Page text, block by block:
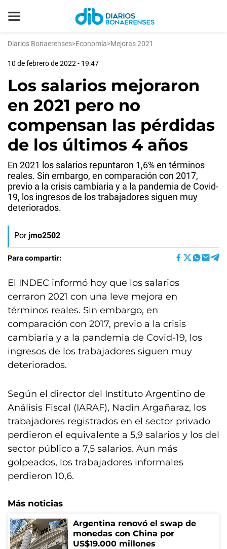
Diarios Bonaerenses>Economía>Mejoras 2021
10 de febrero de 2022 - 19:47
Los salarios mejoraron
en 2021 pero no
compensan las pérdidas
de los últimos 4 años
En 2021 los salarios repuntaron 1,6% en términos
reales. Sin embargo, en comparación con 2017,
previo a la crisis cambiaria y a la pandemia de Covid-
19, los ingresos de los trabajadores siguen muy
deteriorados.
Por jmo2502
Para compartir:
El INDEC informó hoy que los salarios
cerraron 2021 con una leve mejora en
términos reales. Sin embargo, en
comparación con 2017, previo a la crisis
cambiaria y a la pandemia de Covid-19, los
ingresos de los trabajadores siguen muy
deteriorados.
Según el director del Instituto Argentino de
Análisis Fiscal (IARAF), Nadin Argañaraz, los
trabajadores registrados en el sector privado
perdieron el equivalente a 5,9 salarios y los del
sector público a 7,5 salarios. Aun más
golpeados, los trabajadores informales
perdieron 10,6.
Más noticias
Argentina renovó el swap de
monedas con China por
US$19.000 millones